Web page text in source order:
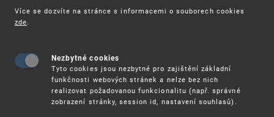
UPV
Ve druhé polovině roku 2021 pro Vás v Úřadě
průmyslového vlastnictví chystáme několik
vzdělávacích akcí. Jsou určeny nejširší veřejnosti
a mají za úkol seznámit účastníky s jednotlivými
instituty průmyslověprávní ochrany a s
Více se dozvíte na stránce s informacemi o souborech cookies
zde.
Nezbytné cookies
Tyto cookies jsou nezbytné pro zajištění základní
funkčnosti webových stránek a nelze bez nich
realizovat požadovanou funkcionalitu (např. správné
zobrazení stránky, session id, nastavení souhlasů).